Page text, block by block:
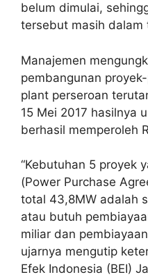
belum dimulai,
tersebut masih dalam
Manajemen
pembangunan
plant perseroan
15 Mei 2017 hasilnya
berhasil memperoleh
“Kebutuhan 5 proyek
(Power Purchase
total 43,8MW adalah
atau butuh
miliar dan
ujarnya mengutip
Efek Indonesia (BEI)